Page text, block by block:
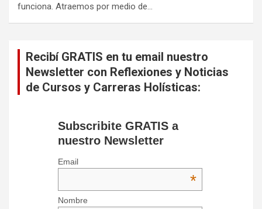
funciona. Atraemos por medio de…
Recibí GRATIS en tu email nuestro
Newsletter con Reflexiones y Noticias
de Cursos y Carreras Holísticas:
Subscribite GRATIS a
nuestro Newsletter
Email
*
Nombre